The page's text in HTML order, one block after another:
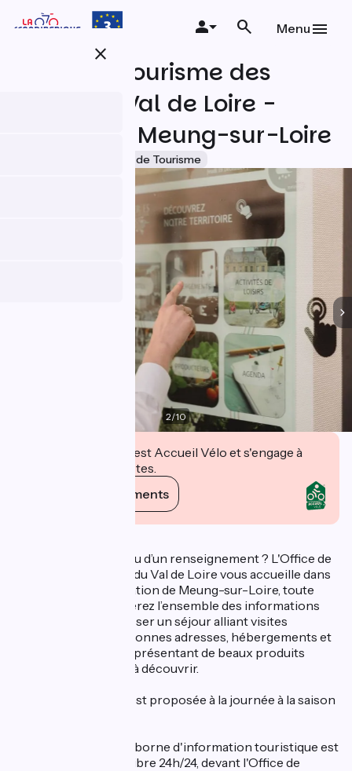
close
Menu
Office de Tourisme des
Terres du Val de Loire -
Bureau de Meung-sur-Loire
Offices de Tourisme
2/10
Cet établissement est Accueil Vélo et s'engage à
accueillir des cyclistes.
Voir ses engagements
Besoin d’un conseil ou d’un renseignement ? L'Office de
Tourisme des Terres du Val de Loire vous accueille dans
son bureau d'information de Meung-sur-Loire, toute
l’année. Vous y trouverez l’ensemble des informations
nécessaires pour passer un séjour alliant visites
culturelles, balades, bonnes adresses, hébergements et
loisirs. Une boutique présentant de beaux produits
dérivés et locaux est à découvrir.
La location de vélos est proposée à la journée à la saison
En complément, une borne d'information touristique est
disponible en accès libre 24h/24, devant l'Office de